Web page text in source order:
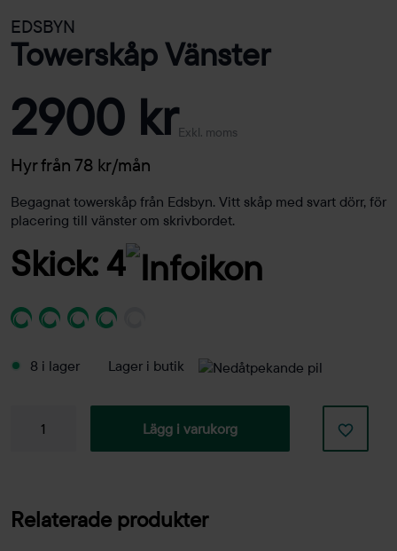
EDSBYN
Towerskåp Vänster
2900 krExkl. moms
Hyr från 78 kr/mån
Begagnat towerskåp från Edsbyn. Vitt skåp med svart dörr, för
placering till vänster om skrivbordet.
Skick: 4
8 i lager Lager i butik
Towerskåp
Lägg i varukorg
Relaterade produkter